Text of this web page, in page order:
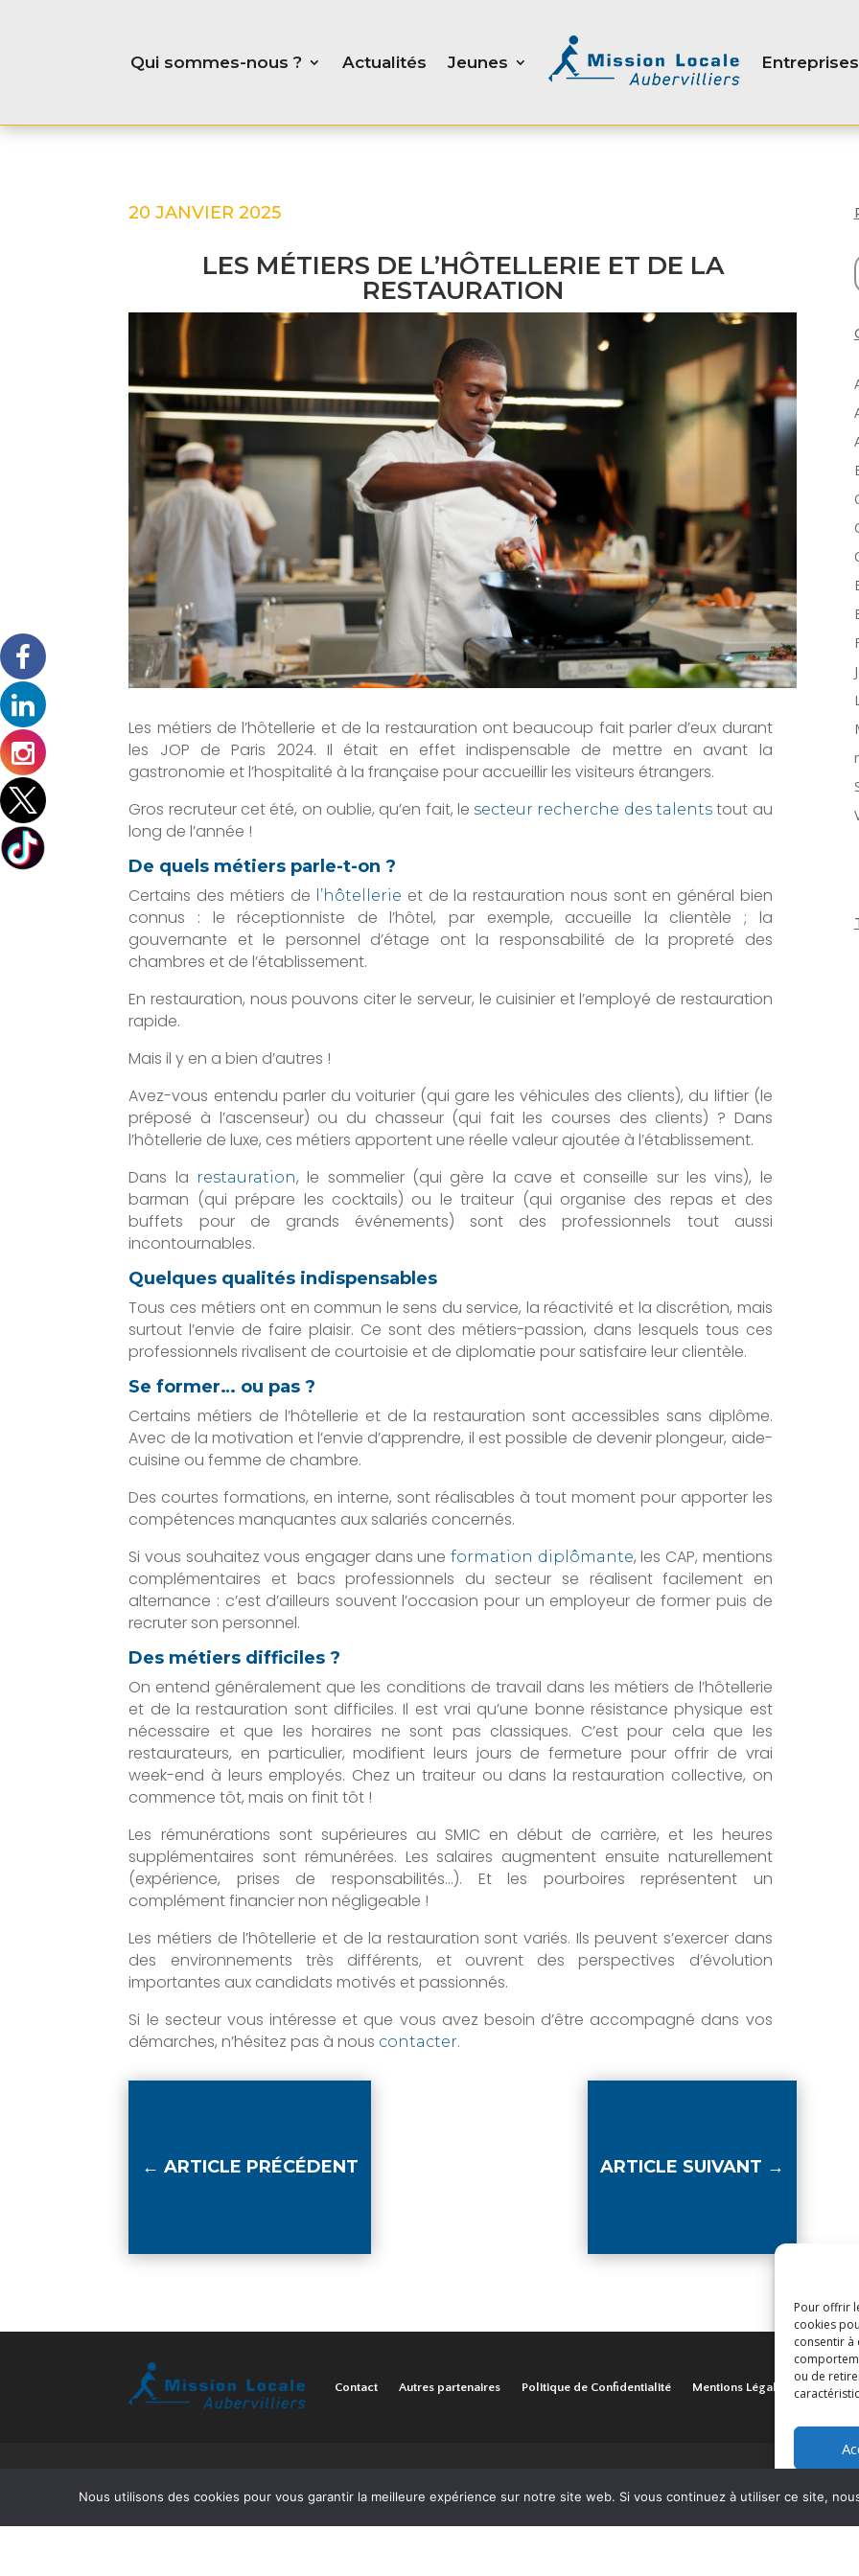
Pour offrir
cookies
consentir à
ou de
Qui sommes-nous ? Actualités Jeunes Entreprises
20 JANVIER 2025
LES MÉTIERS DE L’HÔTELLERIE ET DE LA
RESTAURATION
Les métiers de l’hôtellerie et de la restauration ont beaucoup fait parler d’eux durant
les JOP de Paris 2024. Il était en effet indispensable de mettre en avant la
gastronomie et l’hospitalité à la française pour accueillir les visiteurs étrangers.
Gros recruteur cet été, on oublie, qu’en fait, le secteur recherche des talents tout au
long de l’année !
De quels métiers parle-t-on ?
Certains des métiers de l’hôtellerie et de la restauration nous sont en général bien
connus : le réceptionniste de l’hôtel, par exemple, accueille la clientèle ; la
gouvernante et le personnel d’étage ont la responsabilité de la propreté des
chambres et de l’établissement.
En restauration, nous pouvons citer le serveur, le cuisinier et l’employé de restauration
rapide.
Mais il y en a bien d’autres !
Avez-vous entendu parler du voiturier (qui gare les véhicules des clients), du liftier (le
préposé à l’ascenseur) ou du chasseur (qui fait les courses des clients) ? Dans
l’hôtellerie de luxe, ces métiers apportent une réelle valeur ajoutée à l’établissement.
Dans la restauration, le sommelier (qui gère la cave et conseille sur les vins), le
barman (qui prépare les cocktails) ou le traiteur (qui organise des repas et des
buffets pour de grands événements) sont des professionnels tout aussi
incontournables.
Quelques qualités indispensables
Tous ces métiers ont en commun le sens du service, la réactivité et la discrétion, mais
surtout l’envie de faire plaisir. Ce sont des métiers-passion, dans lesquels tous ces
professionnels rivalisent de courtoisie et de diplomatie pour satisfaire leur clientèle.
Se former… ou pas ?
Certains métiers de l’hôtellerie et de la restauration sont accessibles sans diplôme.
Avec de la motivation et l’envie d’apprendre, il est possible de devenir plongeur, aide-
cuisine ou femme de chambre.
Des courtes formations, en interne, sont réalisables à tout moment pour apporter les
compétences manquantes aux salariés concernés.
Si vous souhaitez vous engager dans uneformation diplômante, les CAP, mentions
complémentaires et bacs professionnels du secteur se réalisent facilement en
alternance : c’est d’ailleurs souvent l’occasion pour un employeur de former puis de
recruter son personnel.
Des métiers difficiles ?
On entend généralement que les conditions de travail dans les métiers de l’hôtellerie
et de la restauration sont difficiles. Il est vrai qu’une bonne résistance physique est
nécessaire et que les horaires ne sont pas classiques. C’est pour cela que les
restaurateurs, en particulier, modifient leurs jours de fermeture pour offrir de vrai
week-end à leurs employés. Chez un traiteur ou dans la restauration collective, on
commence tôt, mais on finit tôt !
Les rémunérations sont supérieures au SMIC en début de carrière, et les heures
supplémentaires sont rémunérées. Les salaires augmentent ensuite naturellement
(expérience, prises de responsabilités…). Et les pourboires représentent un
complément financier non négligeable !
Les métiers de l’hôtellerie et de la restauration sont variés. Ils peuvent s’exercer dans
des environnements très différents, et ouvrent des perspectives d’évolution
importantes aux candidats motivés et passionnés.
Si le secteur vous intéresse et que vous avez besoin d’être accompagné dans vos
démarches, n’hésitez pas à nous contacter.
← ARTICLE PRÉCÉDENT ARTICLE SUIVANT →
Contact Autres partenaires Politique de Confidentialité Mentions Légales
Mission locale Aubervilliers © 2024 | Tous droits réservés
Nous utilisons des cookies pour vous garantir la meilleure expérience sur notre site web. Si vous continuez à utiliser ce site,